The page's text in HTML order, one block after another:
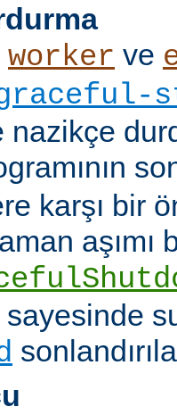
worker ve
nazikçe
karşı bir